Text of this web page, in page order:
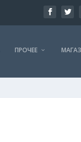
ПРОЧЕЕ